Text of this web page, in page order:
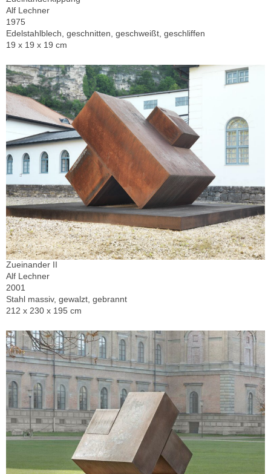
Alf Lechner
1975
Edelstahlblech, geschnitten, geschweißt, geschliffen
19 x 19 x 19 cm
Zueinander II
Alf Lechner
2001
Stahl massiv, gewalzt, gebrannt
212 x 230 x 195 cm